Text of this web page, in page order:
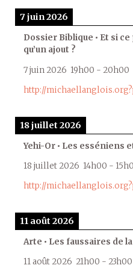
7 juin 2026
Dossier Biblique • Et si
qu’un ajout ?
7 juin 2026 19h00 - 20h00
http://
18 juillet 2026
Yehi-Or • Les esséniens
18 juillet 2026 14h00 -
http://
11 août 2026
Arte • Les faussaires de
11 août 2026 21h00 - 23h00